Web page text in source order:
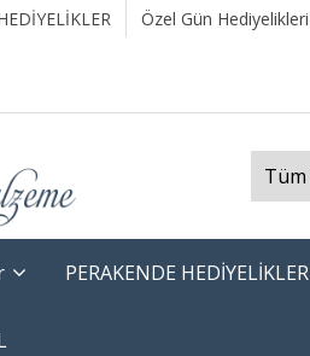
Özel Gün Hediyelikleri
PERAKENDE HEDİYELİKLER